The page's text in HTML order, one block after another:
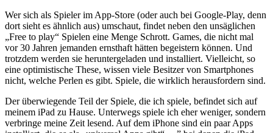
Wer sich als Spieler im App-Store (oder auch bei Google-Play, denn
dort sieht es ähnlich aus) umschaut, findet neben den unsäglichen
„Free to play“ Spielen eine Menge Schrott. Games, die nicht mal
vor 30 Jahren jemanden ernsthaft hätten begeistern können. Und
trotzdem werden sie heruntergeladen und installiert. Vielleicht, so
eine optimistische These, wissen viele Besitzer von Smartphones
nicht, welche Perlen es gibt. Spiele, die wirklich herausfordern sind.
Der überwiegende Teil der Spiele, die ich spiele, befindet sich auf
meinem iPad zu Hause. Unterwegs spiele ich eher weniger, sondern
verbringe meine Zeit lesend. Auf dem iPhone sind ein paar Apps